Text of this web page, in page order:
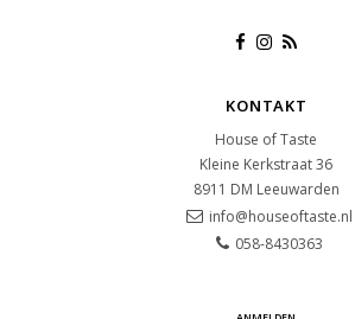
KONTAKT
House of Taste
Kleine Kerkstraat 36
8911 DM Leeuwarden
info@houseoftaste.nl
058-8430363